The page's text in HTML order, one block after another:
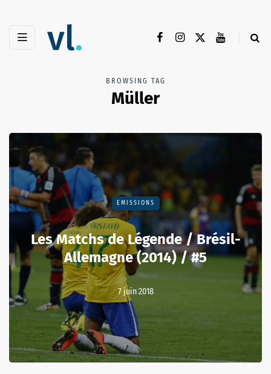
BROWSING TAG
Müller
EMISSIONS
Les Matchs de Légende / Brésil-
Allemagne (2014) / #5
7 juin 2018